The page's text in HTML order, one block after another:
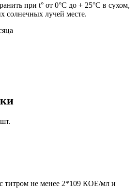
при t° от 0°С до + 25°С в сухом,
солнечных лучей месте.
титром не менее 2*109 КОЕ/мл и